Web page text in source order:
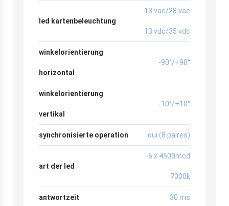
led kartenbeleuchtung
13 vac/28 vac
13 vdc/35 vdc
winkelorientierung
horizontal
-90°/+90°
winkelorientierung
vertikal
-10°/+10°
synchronisierte operation oui (8 paires)
art der led
6 x 4500mcd
7000k
antwortzeit 30 ms